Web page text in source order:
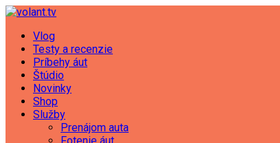
Vlog
Testy a recenzie
Príbehy áut
Štúdio
Novinky
Shop
Služby
Prenájom auta